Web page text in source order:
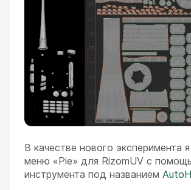
В качестве нового эксперимента
меню «Pie» для RizomUV с
инструмента под названием